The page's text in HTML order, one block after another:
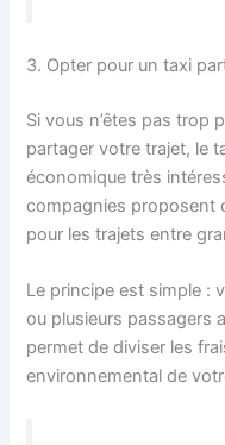
3. Opter pour un taxi
Si vous n’êtes pas trop
partager votre trajet, le
économique très
compagnies proposent
pour les trajets entre
Le principe est simple :
ou plusieurs passagers
permet de diviser les
environnemental de